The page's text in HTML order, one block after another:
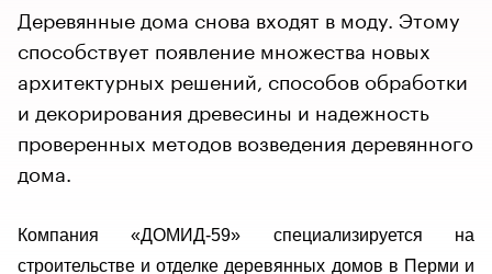
Деревянные дома снова входят в моду. Этому
способствует появление множества новых
архитектурных решений, способов обработки
и декорирования древесины и надежность
проверенных методов возведения деревянного
дома.
Компания «ДОМИД-59» специализируется на
строительстве и отделке деревянных домов в Перми и